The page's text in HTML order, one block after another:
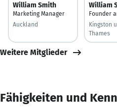
William Smith
Marketing Manager
Auckland
William
Founder
Kingston
Thames
Weitere Mitglieder
Fähigkeiten und